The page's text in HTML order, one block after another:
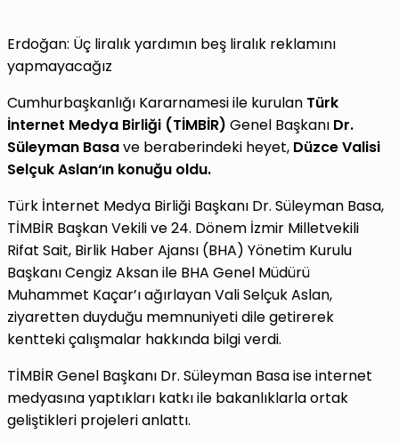
Erdoğan: Üç liralık yardımın beş liralık reklamını
yapmayacağız
Cumhurbaşkanlığı Kararnamesi ile kurulan Türk
İnternet Medya Birliği (TİMBİR) Genel Başkanı Dr.
Süleyman Basave beraberindeki heyet, Düzce Valisi
Selçuk Aslan‘ın konuğu oldu.
Türk İnternet Medya Birliği Başkanı Dr. Süleyman Basa,
TİMBİR Başkan Vekili ve 24. Dönem İzmir Milletvekili
Rifat Sait, Birlik Haber Ajansı (BHA) Yönetim Kurulu
Başkanı Cengiz Aksan ile BHA Genel Müdürü
Muhammet Kaçar’ı ağırlayan Vali Selçuk Aslan,
ziyaretten duyduğu memnuniyeti dile getirerek
kentteki çalışmalar hakkında bilgi verdi.
TİMBİR Genel Başkanı Dr. Süleyman Basa ise internet
medyasına yaptıkları katkı ile bakanlıklarla ortak
geliştikleri projeleri anlattı.